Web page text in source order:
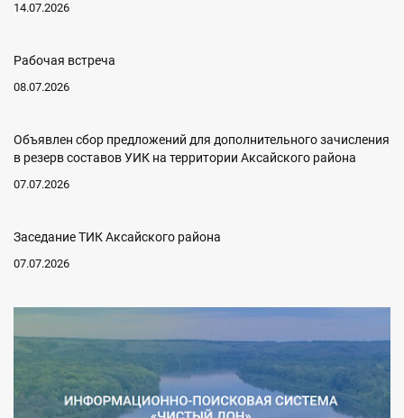
14.07.2026
Рабочая встреча
08.07.2026
Объявлен сбор предложений для дополнительного зачисления
в резерв составов УИК на территории Аксайского района
07.07.2026
Заседание ТИК Аксайского района
07.07.2026